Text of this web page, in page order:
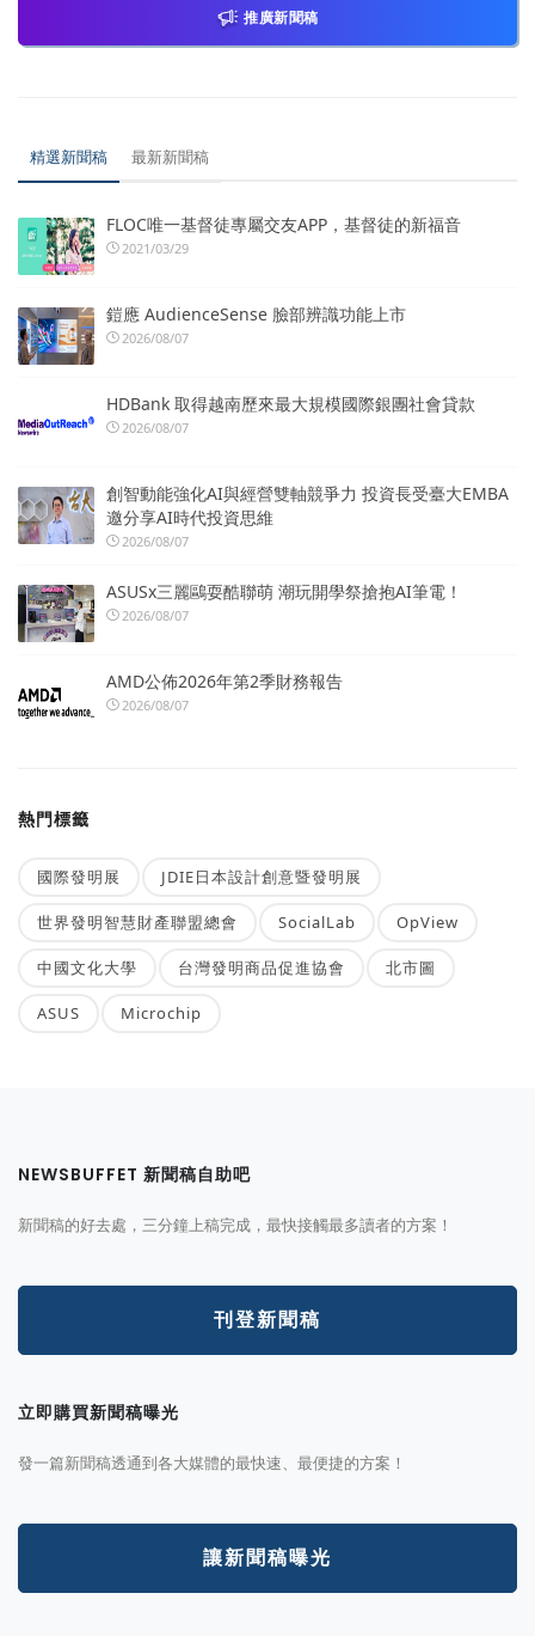
推廣新聞稿
精選新聞稿 最新新聞稿
FLOC唯一基督徒專屬交友APP，基督徒的新福音
2021/03/29
鎧應 AudienceSense 臉部辨識功能上市
2026/08/07
HDBank 取得越南歷來最大規模國際銀團社會貸款
2026/08/07
創智動能強化AI與經營雙軸競爭力 投資長受臺大EMBA
邀分享AI時代投資思維
2026/08/07
ASUSx三麗鷗耍酷聯萌 潮玩開學祭搶抱AI筆電！
2026/08/07
AMD公佈2026年第2季財務報告
2026/08/07
熱門標籤
國際發明展 JDIE日本設計創意暨發明展
世界發明智慧財產聯盟總會 SocialLab OpView
中國文化大學 台灣發明商品促進協會 北市圖
ASUS Microchip
NEWSBUFFET 新聞稿自助吧
新聞稿的好去處，三分鐘上稿完成，最快接觸最多讀者的方案！
刊登新聞稿
立即購買新聞稿曝光
發一篇新聞稿透通到各大媒體的最快速、最便捷的方案！
讓新聞稿曝光